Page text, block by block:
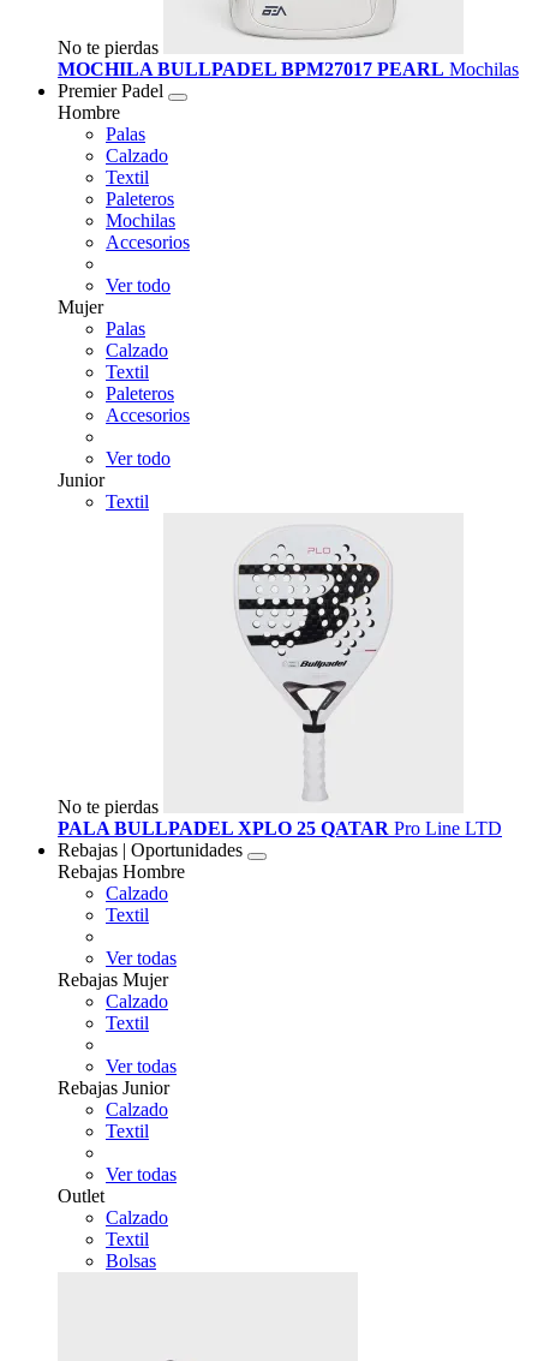
No te pierdas
MOCHILA BULLPADEL BPM27017 PEARL Mochilas
Premier Padel
Hombre
Palas
Calzado
Textil
Paleteros
Mochilas
Accesorios
Ver todo
Mujer
Palas
Calzado
Textil
Paleteros
Accesorios
Ver todo
Junior
Textil
No te pierdas
PALA BULLPADEL XPLO 25 QATAR Pro Line LTD
Rebajas | Oportunidades
Rebajas Hombre
Calzado
Textil
Ver todas
Rebajas Mujer
Calzado
Textil
Ver todas
Rebajas Junior
Calzado
Textil
Ver todas
Outlet
Calzado
Textil
Bolsas